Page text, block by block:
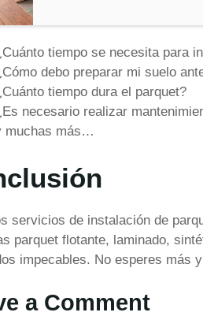
tiempo se necesita para
debo preparar mi suelo
tiempo dura el parquet?
necesario realizar
muchas más…
servicios de instalación de
parquet flotante, laminado,
impecables. No esperes más
a Comment